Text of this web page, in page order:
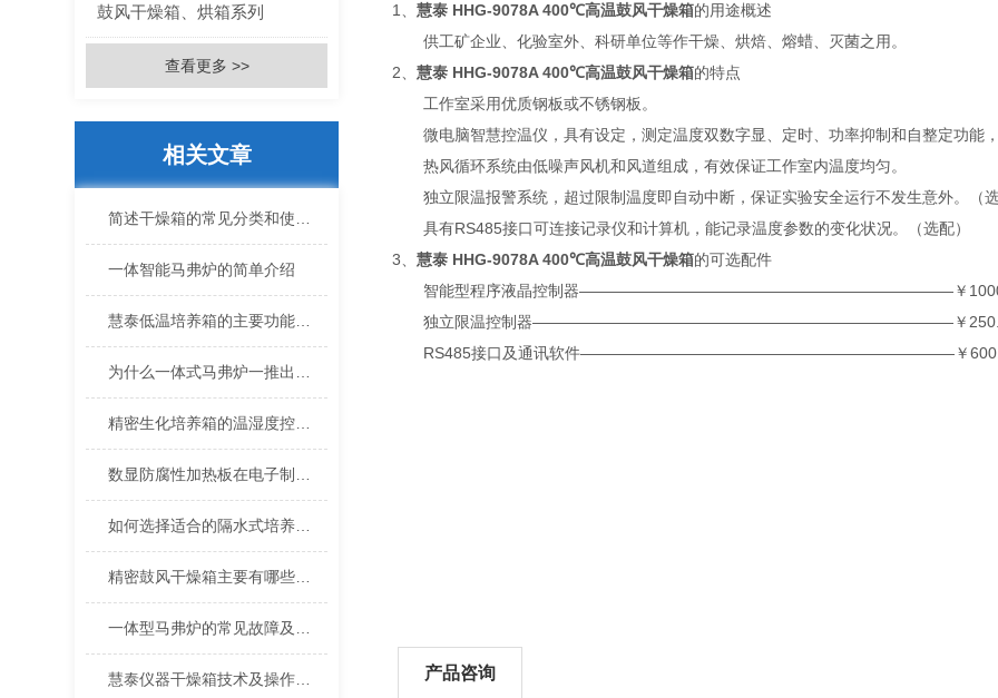
鼓风干燥箱、烘箱系列
查看更多 >>
相关文章
一体智能马弗炉的简单介绍
1、 慧泰 HHG-9078A 400℃高温鼓风干燥箱的用途概述
供工矿企业、化验室外、科研单位等作干燥、烘焙、熔蜡、灭菌之用。
2、 慧泰 HHG-9078A 400℃高温鼓风干燥箱的特点
工作室采用优质钢板或不锈钢板。
微电脑智慧控温仪，具有设定，测定温度双数字显、定时、功率抑制和自整定功能，
热风循环系统由低噪声风机和风道组成，有效保证工作室内温度均匀。
独立限温报警系统，超过限制温度即自动中断，保证实验安全运行不发生意外。（选
具有RS485接口可连接记录仪和计算机，能记录温度参数的变化状况。（选配）
3、 慧泰 HHG-9078A 400℃高温鼓风干燥箱的可选配件
智能型程序液晶控制器————————————————————————￥
独立限温控制器———————————————————————————￥
RS485接口及通讯软件————————————————————————￥
产品咨询